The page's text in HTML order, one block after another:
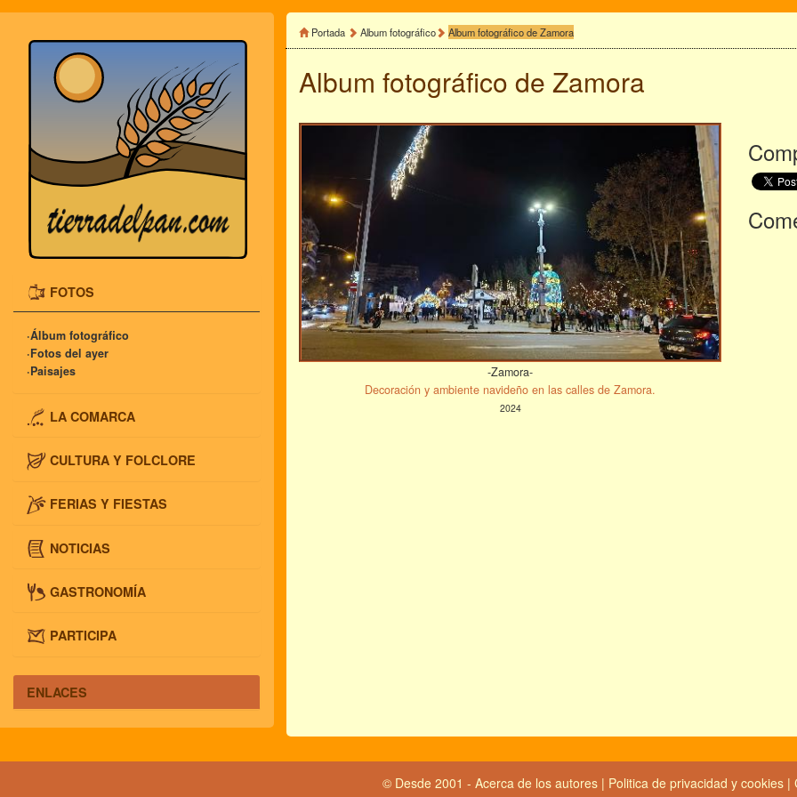
FOTOS
·Álbum fotográfico
·Fotos del ayer
·Paisajes
LA COMARCA
CULTURA Y FOLCLORE
FERIAS Y FIESTAS
NOTICIAS
GASTRONOMÍA
PARTICIPA
ENLACES
Portada Album fotográfico Album fotográfico de Zamora
Album fotográfico de Zamora
-Zamora-
Decoración y ambiente navideño en las calles de Zamora.
2024
© Desde 2001 - Acerca de los autores| Politica de privacidad y cookies |